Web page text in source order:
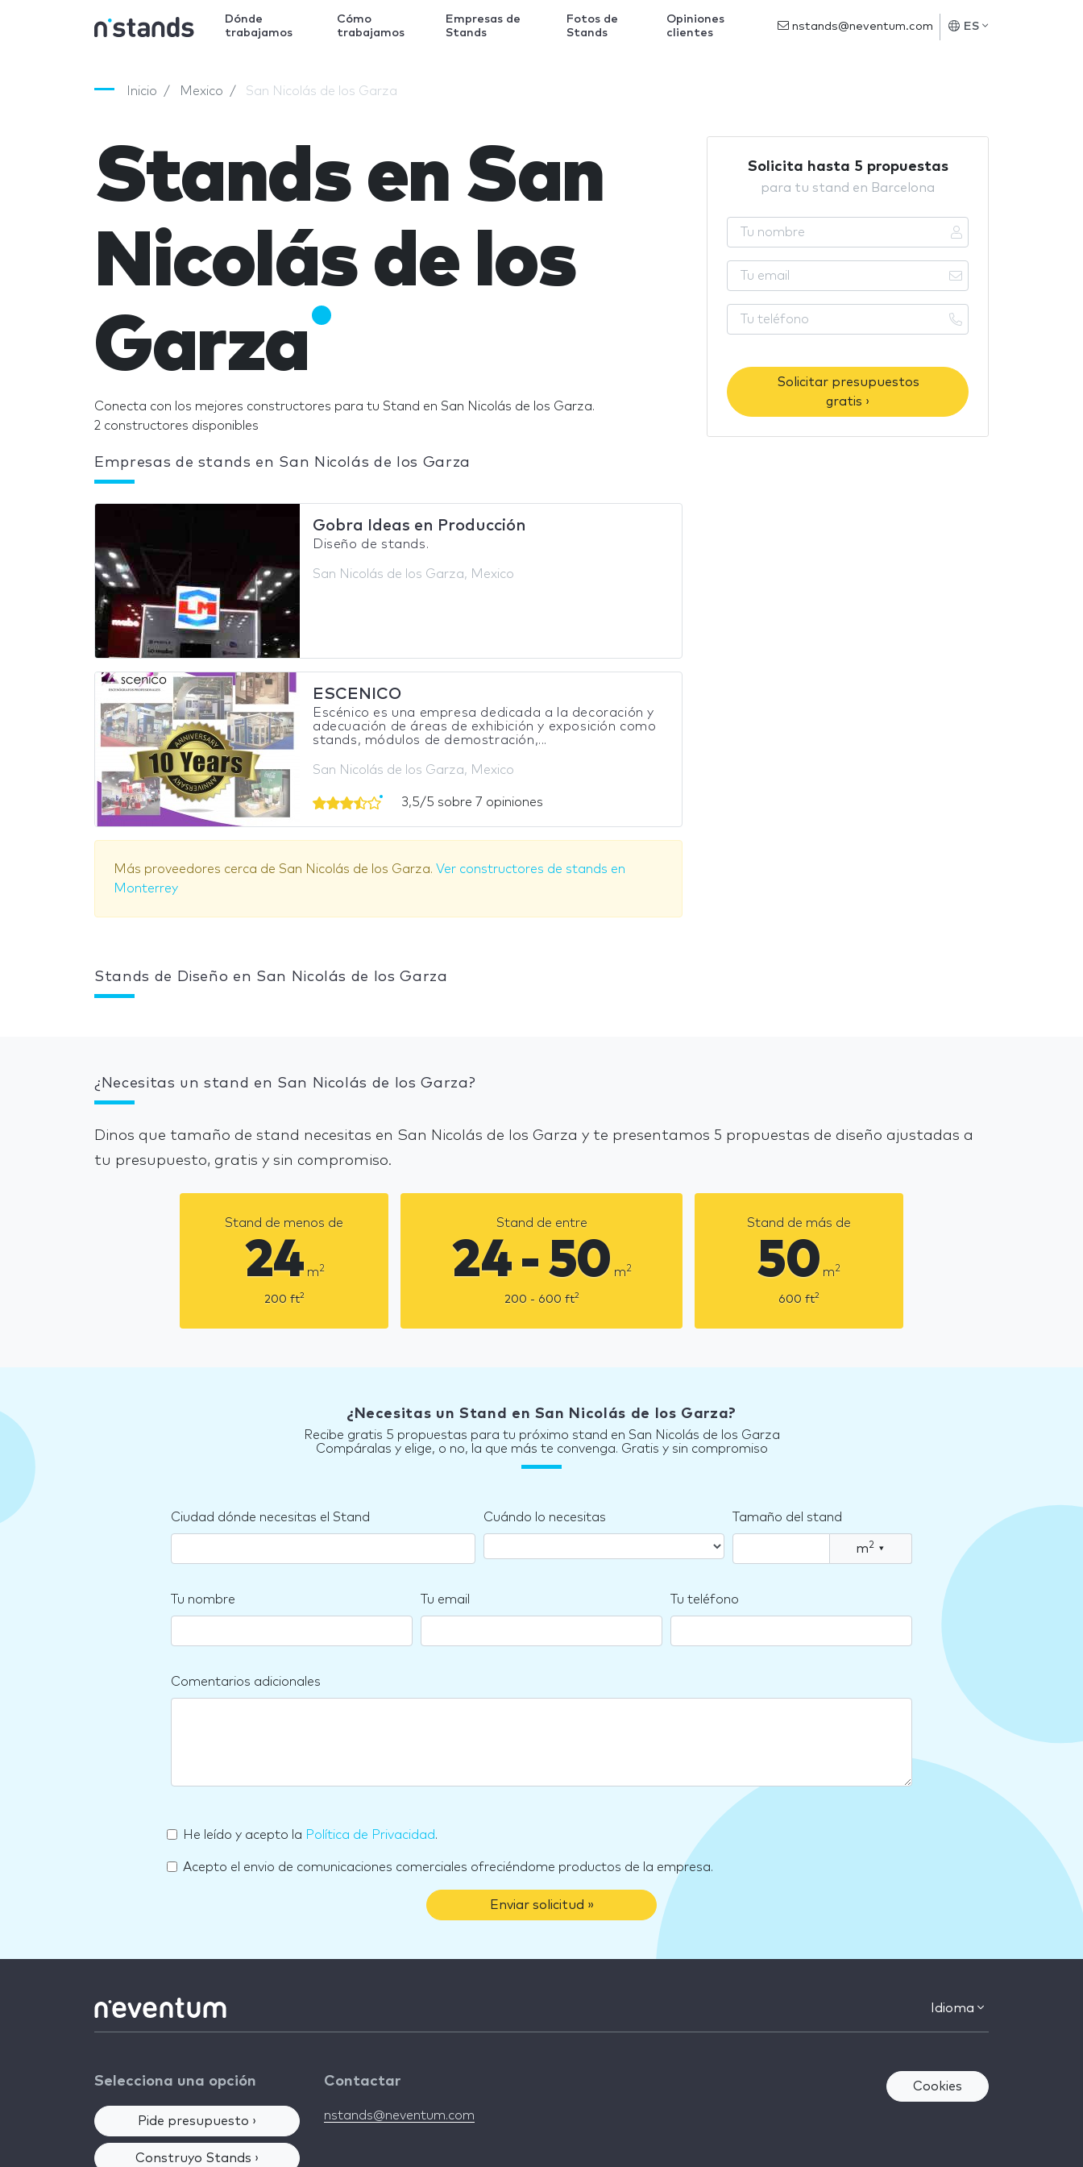
Dónde
trabajamos
Cómo
trabajamos
Empresas de
Stands
Fotos de
Stands
Opiniones
clientes
nstands@neventum.com ES
Inicio Mexico San Nicolás de los Garza
Stands en San
Nicolás de los
Garza
Conecta con los mejores constructores para tu Stand en San Nicolás de los Garza.
2 constructores disponibles
Empresas de stands en San Nicolás de los Garza
Gobra Ideas en Producción
Diseño de stands.
San Nicolás de los Garza, Mexico
ESCENICO
Escénico es una empresa dedicada a la decoración y
adecuación de áreas de exhibición y exposición como
stands, módulos de demostración,...
San Nicolás de los Garza, Mexico
3,5/5 sobre 7 opiniones
Más proveedores cerca de San Nicolás de los Garza. Ver constructores de stands en
Monterrey
Solicita hasta 5 propuestas
para tu stand en Barcelona
Solicitar presupuestos
gratis ›
Stands de Diseño en San Nicolás de los Garza
¿Necesitas un stand en San Nicolás de los Garza?
Dinos que tamaño de stand necesitas en San Nicolás de los Garza y te presentamos 5 propuestas de diseño ajustadas a
tu presupuesto, gratis y sin compromiso.
Stand de menos de
24 m2
200 ft2
Stand de entre
24 - 50 m2
200 - 600 ft2
Stand de más de
50 m2
600 ft2
¿Necesitas un Stand en San Nicolás de los Garza?
Recibe gratis 5 propuestas para tu próximo stand en San Nicolás de los Garza
Compáralas y elige, o no, la que más te convenga. Gratis y sin compromiso
Ciudad dónde necesitas el Stand Cuándo lo necesitas Tamaño del stand
m2 ▾
Tu nombre Tu email Tu teléfono
Comentarios adicionales
He leído y acepto la Política de Privacidad.
Acepto el envio de comunicaciones comerciales ofreciéndome productos de la empresa.
Enviar solicitud »
Idioma
Selecciona una opción
Pide presupuesto ›
Construyo Stands ›
Contactar
nstands@neventum.com
Cookies